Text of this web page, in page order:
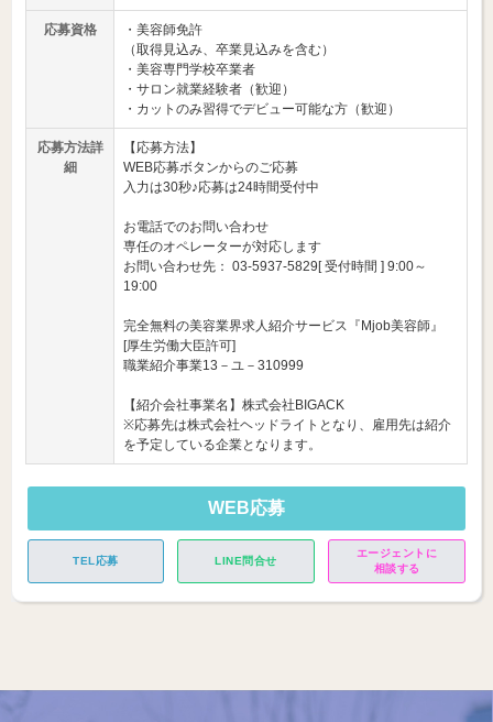
応募資格
・美容師免許
（取得見込み、卒業見込みを含む）
・美容専門学校卒業者
・サロン就業経験者（歓迎）
・カットのみ習得でデビュー可能な方（歓迎）
応募方法詳
細
【応募方法】
WEB応募ボタンからのご応募
入力は30秒♪応募は24時間受付中
お電話でのお問い合わせ
専任のオペレーターが対応します
お問い合わせ先： 03-5937-5829[ 受付時間 ] 9:00～
19:00
完全無料の美容業界求人紹介サービス『Mjob美容師』
[厚生労働大臣許可]
職業紹介事業13－ユ－310999
【紹介会社事業名】株式会社BIGACK
※応募先は株式会社ヘッドライトとなり、雇用先は紹介
を予定している企業となります。
WEB応募
TEL応募 LINE問合せ
エージェントに
相談する